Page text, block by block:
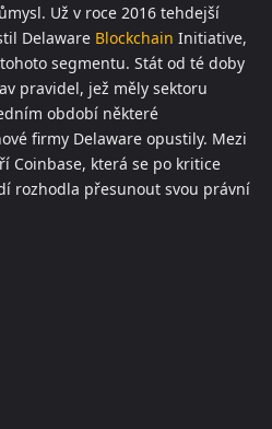
Už v roce 2016 tehdejší
Delaware Blockchain Initiative,
segmentu. Stát od té doby
pravidel, jež měly sektoru
období některé
firmy Delaware opustily. Mezi
Coinbase, která se po kritice
rozhodla přesunout svou právní